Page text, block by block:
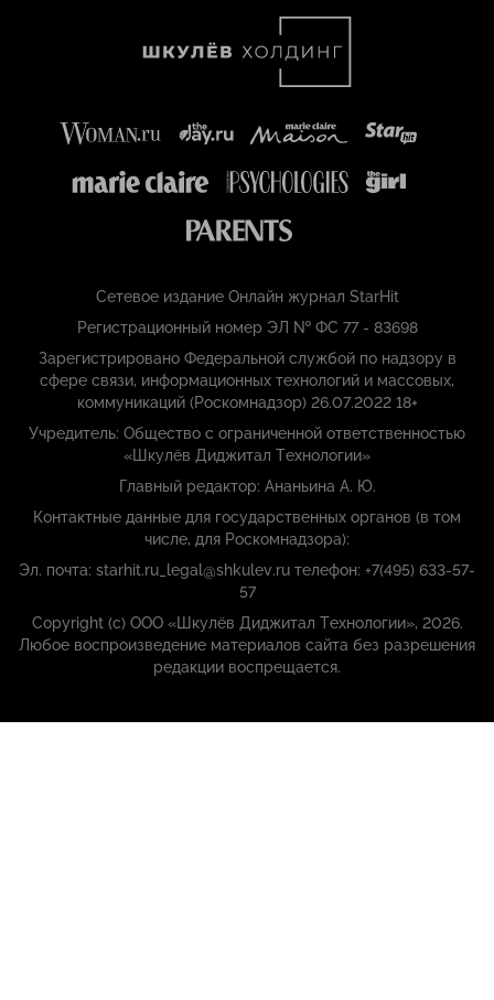
Сетевое издание Онлайн журнал StarHit
Регистрационный номер ЭЛ № ФС 77 - 83698
Зарегистрировано Федеральной службой по надзору в
сфере связи, информационных технологий и массовых,
коммуникаций (Роскомнадзор) 26.07.2022 18+
Учредитель: Общество с ограниченной ответственностью
«Шкулёв Диджитал Технологии»
Главный редактор: Ананьина А. Ю.
Контактные данные для государственных органов (в том
числе, для Роскомнадзора):
Эл. почта: starhit.ru_legal@shkulev.ru телефон: +7(495) 633-57-
57
Copyright (с) ООО «Шкулёв Диджитал Технологии», 2026.
Любое воспроизведение материалов сайта без разрешения
редакции воспрещается.